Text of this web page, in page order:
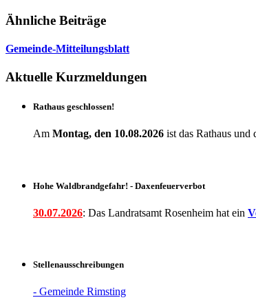
Ähnliche Beiträge
Gemeinde-Mitteilungsblatt
Aktuelle Kurzmeldungen
Rathaus geschlossen!
Am Montag, den 10.08.2026 ist das Rathaus
Hohe Waldbrandgefahr! - Daxenfeuerverbot
30.07.2026: Das Landratsamt Rosenheim hat ein
Stellenausschreibungen
- Gemeinde Rimsting